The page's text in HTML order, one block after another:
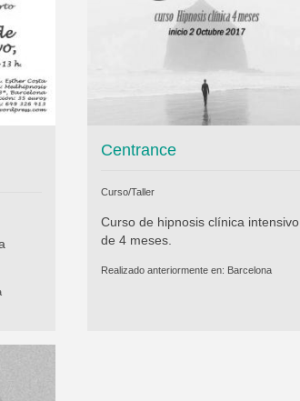
Centrance
Curso/Taller
Curso de hipnosis clínica intensivo
de 4 meses.
Realizado anteriormente en: Barcelona